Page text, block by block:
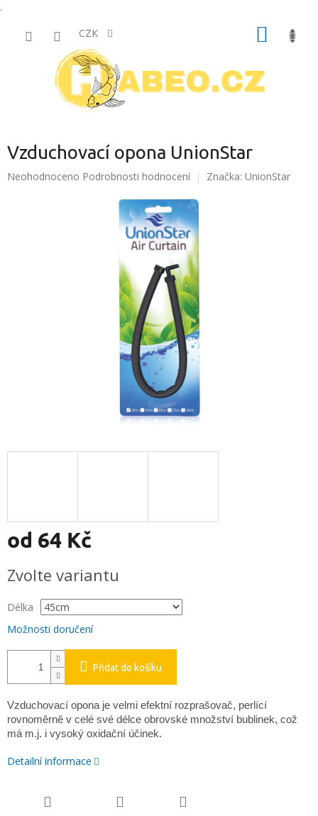
.
CZK
Vzduchovací opona UnionStar
Průměrné
Neohodnoceno Podrobnosti hodnocení Značka: UnionStar
od 64 Kč
cena:
Zvolte variantu
Délka
Možnosti doručení
Přidat do košíku
Vzduchovací opona je velmi efektní rozprašovač, perlící
rovnoměrně v celé své délce obrovské množství bublinek, což
má m.j. i vysoký oxidační účinek.
Detailní informace